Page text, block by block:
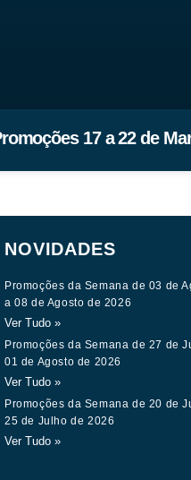
17 a 22 de
NOVIDADES
Promoções da Semana de 03 de
a 08 de Agosto de 2026
Ver Tudo »
Promoções da Semana de 27 de
01 de Agosto de 2026
Ver Tudo »
Promoções da Semana de 20 de
25 de Julho de 2026
Ver Tudo »